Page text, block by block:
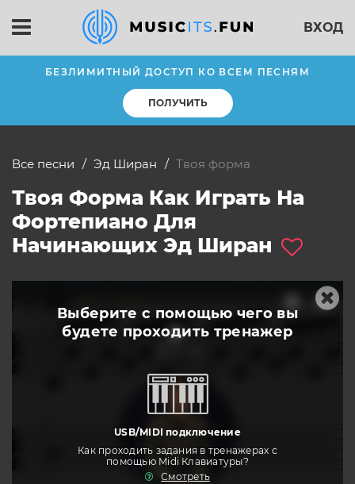
ВХОД
БЕЗЛИМИТНЫЙ ДОСТУП КО ВСЕМ ПЕСНЯМ
ПОЛУЧИТЬ
Все песни Эд Ширан твоя форма
Твоя Форма Как Играть На
Фортепиано Для
Начинающих Эд Ширан
Выберите с помощью чего вы
будете проходить тренажер
USB/MIDI подключение
Как проходить задания в тренажерах с
помощью Midi Клавиатуры?
Смотреть